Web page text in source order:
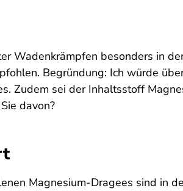
Wadenkrämpfen besonders in
Begründung: Ich würde
Zudem sei der Inhaltsstoff
davon?
Magnesium-Dragees sind in